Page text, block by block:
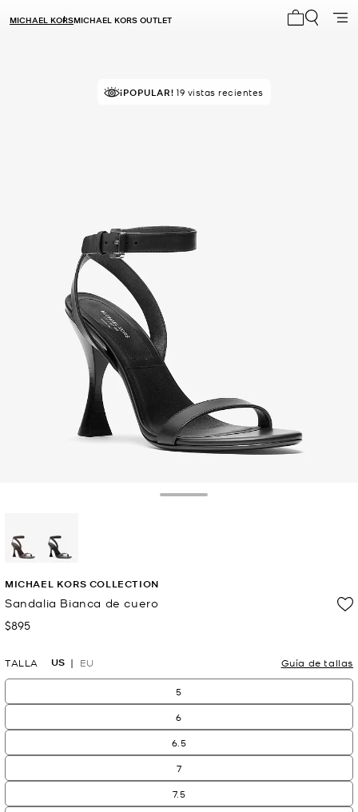
MICHAEL KORSMICHAEL KORS OUTLET
¡POPULAR! 19 vistas recientes
MICHAEL KORS COLLECTION
Sandalia Bianca de cuero
Ahora
$895
TALLA US EU Guía de tallas
5
6
6.5
7
7.5